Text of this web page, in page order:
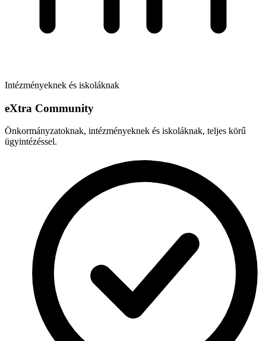
Intézményeknek és iskoláknak
eXtra Community
Önkormányzatoknak, intézményeknek és iskoláknak, teljes körű
ügyintézéssel.